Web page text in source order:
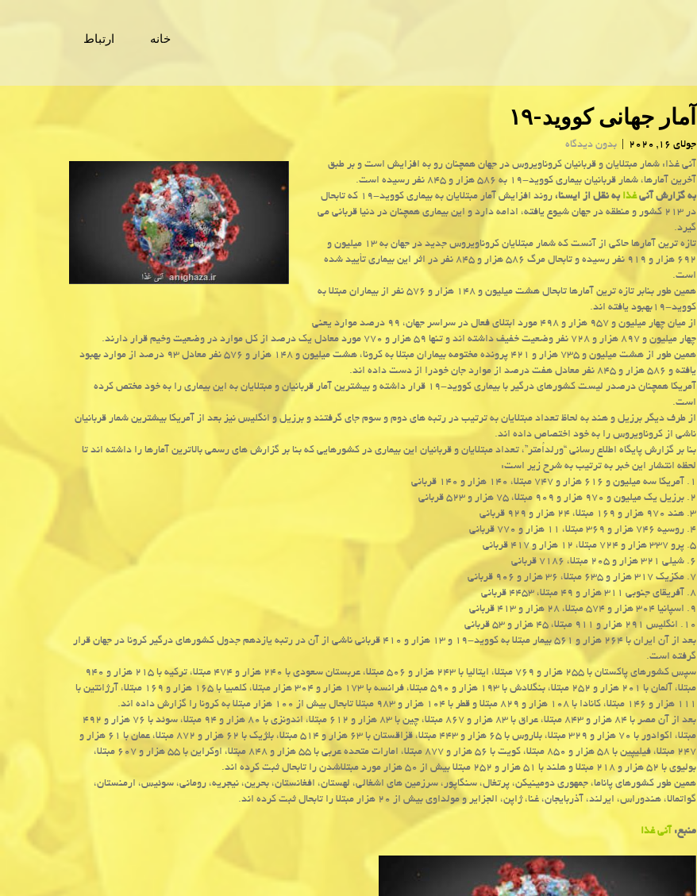
خانه ارتباط
آمار جهانی كووید-۱۹
جولای 16, 2020
بدون دیدگاه
آنی غذا: شمار مبتلایان و قربانیان كروناویروس در جهان همچنان رو به افزایش است و بر طبق
آخرین آمارها، شمار قربانیان بیماری كووید-۱۹ به ۵۸۶ هزار و ۸۴۵ نفر رسیده است.
به گزارش آنیغذا به نقل از ایسنا،
روند افزایش آمار مبتلایان به بیماری کووید-۱۹ که تابحال
در ۲۱۳ کشور و منطقه در جهان شیوع یافته، ادامه دارد و این بیماری همچنان در دنیا قربانی می
گیرد.
تازه ترین آمارها حاکی از آنست که شمار مبتلایان کروناویروس جدید در جهان به ۱۳ میلیون و
۶۹۲ هزار و ۹۱۹ نفر رسیده و تابحال مرگ ۵۸۶ هزار و ۸۴۵ نفر در اثر این بیماری تأیید شده
است.
همین طور بنابر تازه ترین آمارها تابحال هشت میلیون و ۱۴۸ هزار و ۵۷۶ نفر از بیماران مبتلا به
کووید-۱۹بهبود یافته اند.
از میان چهار میلیون و ۹۵۷ هزار و ۴۹۸ مورد ابتلای فعال در سراسر جهان، ۹۹ درصد موارد یعنی
چهار میلیون و ۸۹۷ هزار و ۷۲۸ نفر وضعیت خفیف داشته اند و تنها ۵۹ هزار و ۷۷۰ مورد معادل یک درصد از کل موارد در وضعیت وخیم قرار دارند.
همین طور از هشت میلیون و ۷۳۵ هزار و ۴۲۱ پرونده مختومه بیماران مبتلا به کرونا، هشت میلیون و ۱۴۸ هزار و ۵۷۶ نفر معادل ۹۳ درصد از موارد بهبود
یافته و ۵۸۶ هزار و ۸۴۵ نفر معادل هفت درصد از موارد جان خودرا از دست داده اند.
آمریکا همچنان درصدر لیست کشورهای درگیر با بیماری کووید-۱۹ قرار داشته و بیشترین آمار قربانیان و مبتلایان به این بیماری را به خود مختص کرده
است.
از طرف دیگر برزیل و هند به لحاظ تعداد مبتلایان به ترتیب در رتبه های دوم و سوم جای گرفتند و برزیل و انگلیس نیز بعد از آمریکا بیشترین شمار قربانیان
ناشی از کروناویروس را به خود اختصاص داده اند.
بنا بر گزارش پایگاه اطلاع رسانی “ورلداُمتر”، تعداد مبتلایان و قربانیان این بیماری در کشورهایی که بنا بر گزارش های رسمی بالاترین آمارها را داشته اند تا
لحظه انتشار این خبر به ترتیب به شرح زیر است:
۱. آمریکا سه میلیون و ۶۱۶ هزار و ۷۴۷ مبتلا، ۱۴۰ هزار و ۱۴۰ قربانی
۲. برزیل یک میلیون و ۹۷۰ هزار و ۹۰۹ مبتلا، ۷۵ هزار و ۵۲۳ قربانی
۳. هند ۹۷۰ هزار و ۱۶۹ مبتلا، ۲۴ هزار و ۹۲۹ قربانی
۴. روسیه ۷۴۶ هزار و ۳۶۹ مبتلا، ۱۱ هزار و ۷۷۰ قربانی
۵. پرو ۳۳۷ هزار و ۷۲۴ مبتلا، ۱۲ هزار و ۴۱۷ قربانی
۶. شیلی ۳۲۱ هزار و ۲۰۵ مبتلا، ۷۱۸۶ قربانی
۷. مکزیک ۳۱۷ هزار و ۶۳۵ مبتلا، ۳۶ هزار و ۹۰۶ قربانی
۸. آفریقای جنوبی ۳۱۱ هزار و ۴۹ مبتلا، ۴۴۵۳ قربانی
۹. اسپانیا ۳۰۴ هزار و ۵۷۴ مبتلا، ۲۸ هزار و ۴۱۳ قربانی
۱۰. انگلیس ۲۹۱ هزار و ۹۱۱ مبتلا، ۴۵ هزار و ۵۳ قربانی
بعد از آن ایران با ۲۶۴ هزار و ۵۶۱ بیمار مبتلا به کووید-۱۹ و ۱۳ هزار و ۴۱۰ قربانی ناشی از آن در رتبه یازدهم جدول کشورهای درگیر کرونا در جهان قرار
گرفته است.
سپس کشورهای پاکستان با ۲۵۵ هزار و ۷۶۹ مبتلا، ایتالیا با ۲۴۳ هزار و ۵۰۶ مبتلا، عربستان سعودی با ۲۴۰ هزار و ۴۷۴ مبتلا، ترکیه با ۲۱۵ هزار و ۹۴۰
مبتلا، آلمان با ۲۰۱ هزار و ۲۵۲ مبتلا، بنگلادش با ۱۹۳ هزار و ۵۹۰ مبتلا، فرانسه با ۱۷۳ هزار و ۳۰۴ هزار مبتلا، کلمبیا با ۱۶۵ هزار و ۱۶۹ مبتلا، آرژانتین با
۱۱۱ هزار و ۱۴۶ مبتلا، کانادا با ۱۰۸ هزار و ۸۲۹ مبتلا و قطر با ۱۰۴ هزار و ۹۸۳ مبتلا تابحال بیش از ۱۰۰ هزار مبتلا به کرونا را گزارش داده اند.
بعد از آن مصر با ۸۴ هزار و ۸۴۳ مبتلا، عراق با ۸۳ هزار و ۸۶۷ مبتلا، چین با ۸۳ هزار و ۶۱۲ مبتلا، اندونزی با ۸۰ هزار و ۹۴ مبتلا، سوئد با ۷۶ هزار و ۴۹۲
مبتلا، اکوادور با ۷۰ هزار و ۳۲۹ مبتلا، بلاروس با ۶۵ هزار و ۴۴۳ مبتلا، قزاقستان با ۶۳ هزار و ۵۱۴ مبتلا، بلژیک با ۶۲ هزار و ۸۷۲ مبتلا، عمان با ۶۱ هزار و
۲۴۷ مبتلا، فیلیپین با ۵۸ هزار و ۸۵۰ مبتلا، کویت با ۵۶ هزار و ۸۷۷ مبتلا، امارات متحده عربی با ۵۵ هزار و ۸۴۸ مبتلا، اوکراین با ۵۵ هزار و ۶۰۷ مبتلا،
بولیوی با ۵۲ هزار و ۲۱۸ مبتلا و هلند با ۵۱ هزار و ۲۵۲ مبتلا بیش از ۵۰ هزار مورد مبتلاشدن را تابحال ثبت کرده اند.
همین طور کشورهای پاناما، جمهوری دومینیکن، پرتغال، سنگاپور، سرزمین های اشغالی، لهستان، افغانستان، بحرین، نیجریه، رومانی، سوئیس، ارمنستان،
گواتمالا، هندوراس، ایرلند، آذربایجان، غنا، ژاپن، الجزایر و مولداوی بیش از ۲۰ هزار مبتلا را تابحال ثبت کرده اند.
منبع: آنی غذا